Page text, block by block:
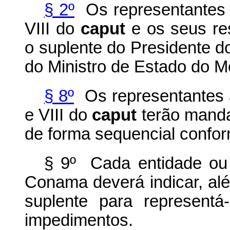
§ 2ºOs representantes
VIII do capute os seus
o suplente do Presidente
do Ministro de Estado do
§ 8º Os
e VIII do caput terão
de forma sequencial
§ 9º Cada entidade
Conama deverá indicar,
suplente para
impedimentos.